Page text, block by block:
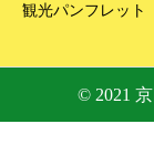
観光パンフレット
© 2021